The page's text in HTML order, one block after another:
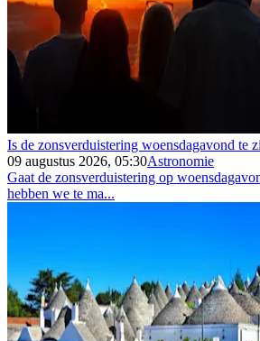
Is de zonsverduistering woensdagavond te
09 augustus 2026, 05:30Astronomie
Gaat de zonsverduistering op
hebben we te ma...